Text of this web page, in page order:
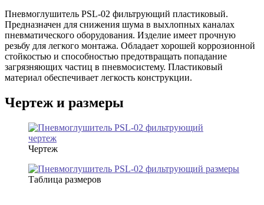
Пневмоглушитель PSL-02 фильтрующий пластиковый.
Предназначен для снижения шума в выхлопных каналах
пневматического оборудования. Изделие имеет прочную
резьбу для легкого монтажа. Обладает хорошей коррозионной
стойкостью и способностью предотвращать попадание
загрязняющих частиц в пневмосистему. Пластиковый
материал обеспечивает легкость конструкции.
Чертеж и размеры
Чертеж
Таблица размеров